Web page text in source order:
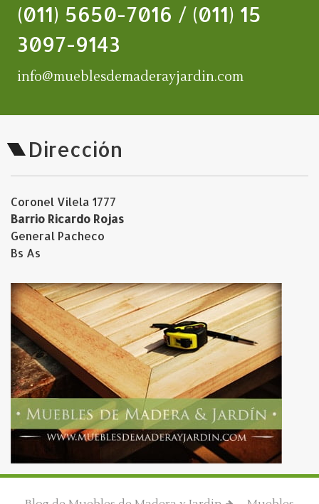
(011) 5650-7016 / (011) 15
3097-9143
info@mueblesdemaderayjardin.com
Dirección
Coronel Vilela 1777
Barrio Ricardo Rojas
General Pacheco
Bs As